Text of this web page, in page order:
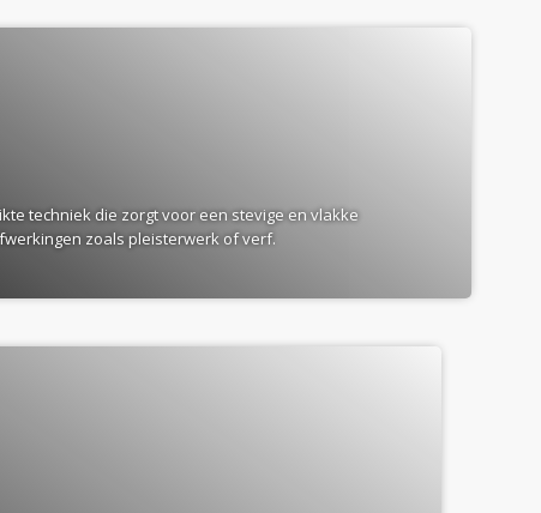
techniek die zorgt voor een stevige en vlakke
zoals pleisterwerk of verf.